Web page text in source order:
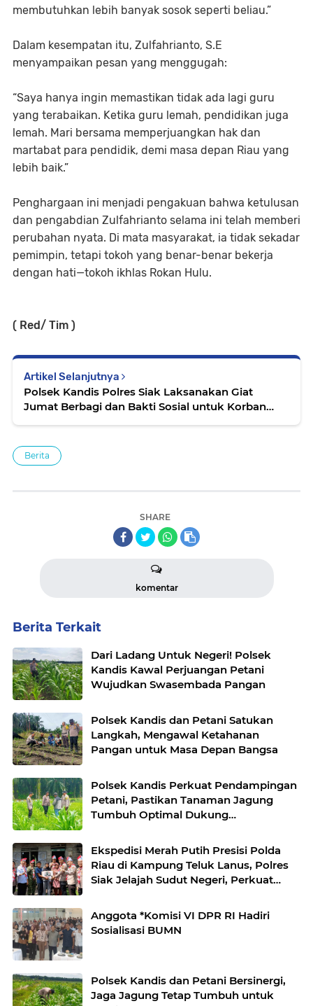
membutuhkan lebih banyak sosok seperti beliau.”
Dalam kesempatan itu, Zulfahrianto, S.E
menyampaikan pesan yang menggugah:
“Saya hanya ingin memastikan tidak ada lagi guru
yang terabaikan. Ketika guru lemah, pendidikan juga
lemah. Mari bersama memperjuangkan hak dan
martabat para pendidik, demi masa depan Riau yang
lebih baik.”
Penghargaan ini menjadi pengakuan bahwa ketulusan
dan pengabdian Zulfahrianto selama ini telah memberi
perubahan nyata. Di mata masyarakat, ia tidak sekadar
pemimpin, tetapi tokoh yang benar-benar bekerja
dengan hati—tokoh ikhlas Rokan Hulu.
( Red/ Tim )
Artikel Selanjutnya
Polsek Kandis Polres Siak Laksanakan Giat
Jumat Berbagi dan Bakti Sosial untuk Korban
Berita
SHARE
komentar
Berita Terkait
Dari Ladang Untuk Negeri! Polsek
Kandis Kawal Perjuangan Petani
Wujudkan Swasembada Pangan
Polsek Kandis dan Petani Satukan
Langkah, Mengawal Ketahanan
Pangan untuk Masa Depan Bangsa
Polsek Kandis Perkuat Pendampingan
Petani, Pastikan Tanaman Jagung
Tumbuh Optimal Dukung
Ekspedisi Merah Putih Presisi Polda
Riau di Kampung Teluk Lanus, Polres
Siak Jelajah Sudut Negeri, Perkuat
81,Hadirkan Senyuman
Anggota *Komisi VI DPR RI Hadiri
Sosialisasi BUMN
Polsek Kandis dan Petani Bersinergi,
Jaga Jagung Tetap Tumbuh untuk